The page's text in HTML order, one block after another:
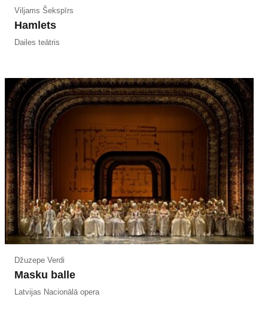
Viljams Šekspīrs
Hamlets
Dailes teātris
Džuzepe Verdi
Masku balle
Latvijas Nacionālā opera